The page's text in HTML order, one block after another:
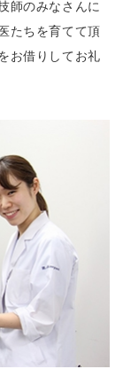
師のみなさんに
たちを育てて頂
お借りしてお礼